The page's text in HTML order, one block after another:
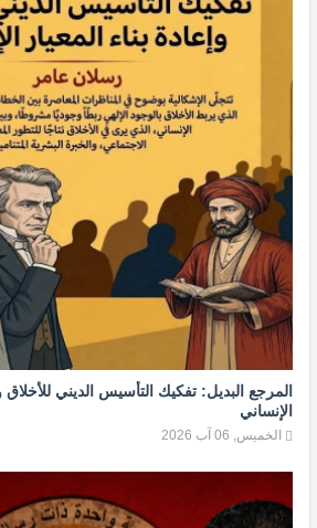
المرجع البديل: تفكيك التأسيس الديني للأخلاق
الإنساني
الخميس, 06 آب 2026